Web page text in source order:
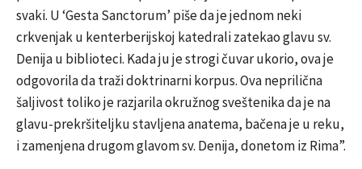
svaki. U ‘Gesta Sanctorum’ piše da je jednom neki
crkvenjak u kenterberijskoj katedrali zatekao glavu sv.
Denija u biblioteci. Kada ju je strogi čuvar ukorio, ova je
odgovorila da traži doktrinarni korpus. Ova neprilična
šaljivost toliko je razjarila okružnog sveštenika da je na
glavu-prekršiteljku stavljena anatema, bačena je u reku,
i zamenjena drugom glavom sv. Denija, donetom iz Rima”.